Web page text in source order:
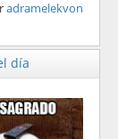
adramelekvon
día